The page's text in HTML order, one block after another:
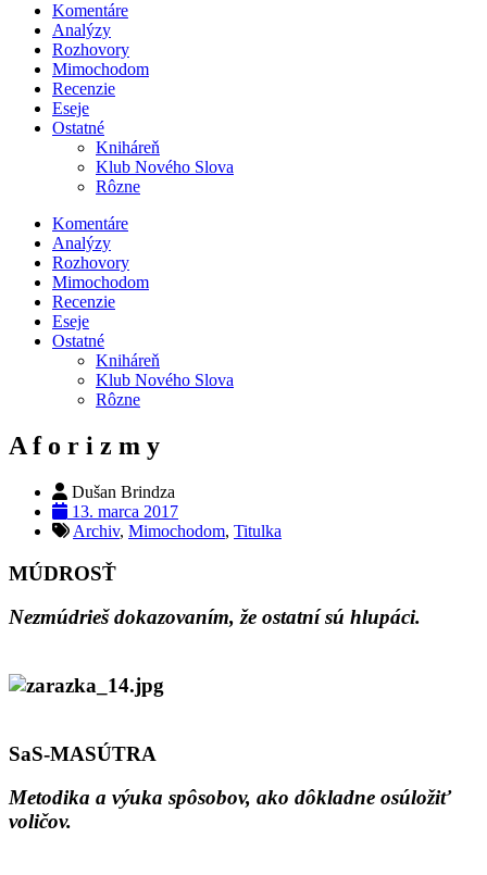
Komentáre
Analýzy
Rozhovory
Mimochodom
Recenzie
Eseje
Ostatné
Kniháreň
Klub Nového Slova
Rôzne
Komentáre
Analýzy
Rozhovory
Mimochodom
Recenzie
Eseje
Ostatné
Kniháreň
Klub Nového Slova
Rôzne
A f o r i z m y
Dušan Brindza
13. marca 2017
Archiv, Mimochodom, Titulka
MÚDROSŤ
Nezmúdrieš dokazovaním, že ostatní sú hlupáci.
SaS-MASÚTRA
Metodika a výuka spôsobov, ako dôkladne osúložiť
voličov.